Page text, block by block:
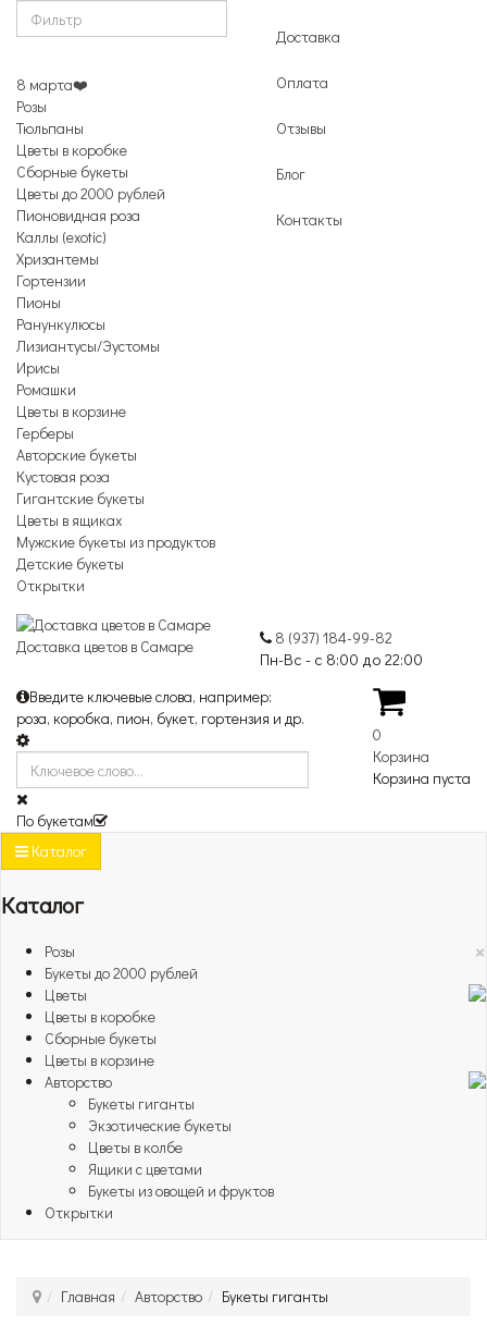
8 марта❤️
Розы
Тюльпаны
Цветы в коробке
Сборные букеты
Цветы до 2000 рублей
Пионовидная роза
Каллы (exotic)
Хризантемы
Гортензии
Пионы
Ранункулюсы
Лизиантусы/Эустомы
Ирисы
Ромашки
Цветы в корзине
Герберы
Авторские букеты
Кустовая роза
Гигантские букеты
Цветы в ящиках
Мужские букеты из продуктов
Детские букеты
Открытки
Доставка
Оплата
Отзывы
Блог
Контакты
Доставка цветов в Самаре
8 (937) 184-99-82
Пн-Вс - с 8:00 до 22:00
Введите ключевые слова, например:
роза, коробка, пион, букет, гортензия и др.
По букетам
0
Корзина
Корзина пуста
Каталог
Каталог
×
Розы
Букеты до 2000 рублей
Цветы
Цветы в коробке
Сборные букеты
Цветы в корзине
Авторство
Букеты гиганты
Экзотические букеты
Цветы в колбе
Ящики с цветами
Букеты из овощей и фруктов
Открытки
Главная Авторство Букеты гиганты